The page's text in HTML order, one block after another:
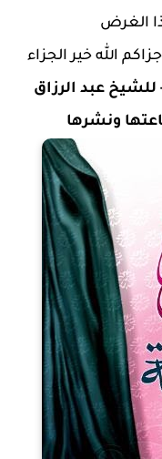
الغرض
الله خير الجزاء
عبد الرزاق
ونشرها